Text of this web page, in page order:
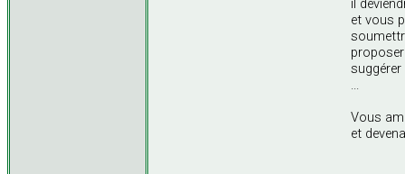
il
et vous
...
Vous
et